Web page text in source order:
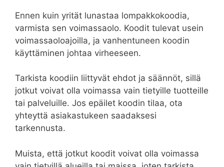
Ennen kuin yrität lunastaa lompakkokoodia,
varmista sen voimassaolo. Koodit tulevat usein
voimassaoloajoilla, ja vanhentuneen koodin
käyttäminen johtaa virheeseen.
Tarkista koodiin liittyvät ehdot ja säännöt, sillä
jotkut voivat olla voimassa vain tietyille tuotteille
tai palveluille. Jos epäilet koodin tilaa, ota
yhteyttä asiakastukeen saadaksesi
tarkennusta.
Muista, että jotkut koodit voivat olla voimassa